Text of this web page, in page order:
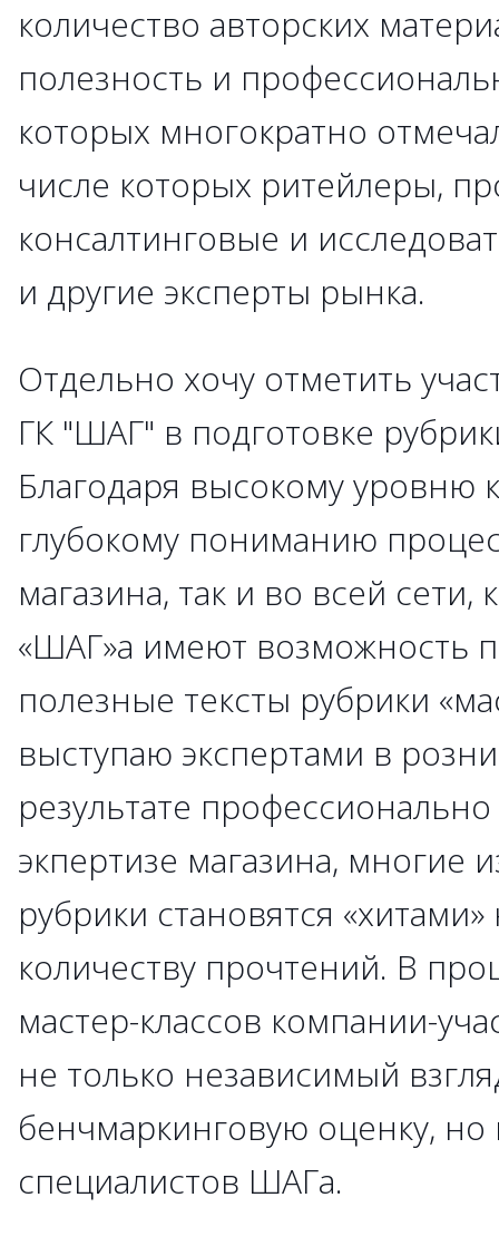
количество авторских
полезность и
которых многократно
числе которых ритейлеры,
консалтинговые и
и другие эксперты рынка.
Отдельно хочу отметить
ГК "ШАГ" в подготовке
Благодаря высокому уровню
глубокому пониманию
магазина, так и во всей сети,
«ШАГ»а имеют возможность
полезные тексты рубрики
выступаю экспертами в
результате
экпертизе магазина, многие
рубрики становятся
количеству прочтений. В
мастер-классов компании-
не только независимый
бенчмаркинговую оценку,
специалистов ШАГа.